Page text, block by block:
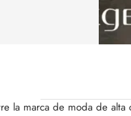
la marca de moda de alta